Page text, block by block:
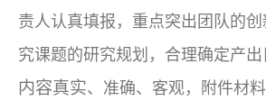
责人认真填报，重点突出团队的
究课题的研究规划，合理确定产
内容真实、准确、客观，附件材